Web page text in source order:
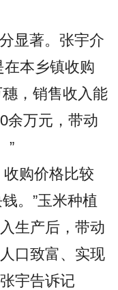
显著。张宇介
在本乡镇收购
，销售收入能
余万元，带动
”
收购价格比较
。”玉米种植
生产后，带动
口致富、实现
宇告诉记